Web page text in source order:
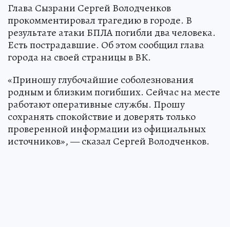
Глава Сызрани Сергей Володченков
прокомментировал трагедию в городе. В
результате атаки БПЛА погибли два человека.
Есть пострадавшие. Об этом сообщил глава
города на своей страницы в ВК.
«Приношу глубочайшие соболезнования
родным и близким погибших. Сейчас на месте
работают оперативные службы. Прошу
сохранять спокойствие и доверять только
проверенной информации из официальных
источников», — сказал Сергей Володченков.